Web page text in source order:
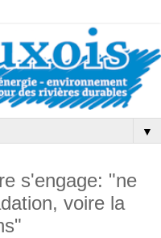
▼
s'engage: "ne
voire la